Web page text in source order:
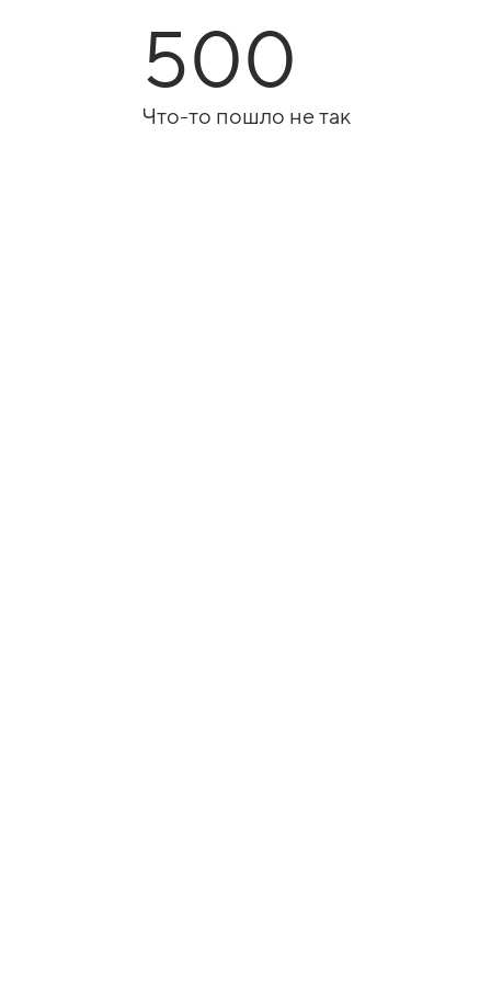
500
Что-то пошло не так